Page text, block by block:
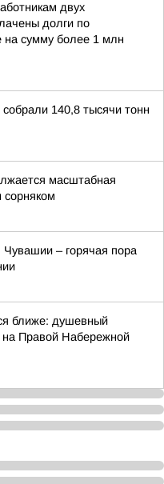
двух
долги по
на сумму более 1 млн
140,8 тысячи тонн
масштабная
сорняком
– горячая пора
ближе: душевный
Правой Набережной